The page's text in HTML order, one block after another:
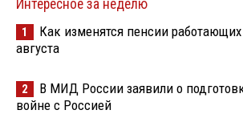
Интересное за неделю
1
Как изменятся пенсии
августа
2
В МИД России заявили о
войне с Россией